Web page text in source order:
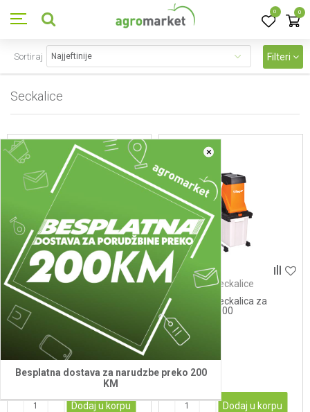
0 0
×
Besplatna dostava za narudzbe preko 200
KM
Seckalice
Sortiraj Filteri
Električne seckalice
ELEKTRICNA SECKALICA
AGM AS 2520
289,00
Dodaj u korpu
Električne seckalice
Elektricna seckalica za
grane VC 2500
409,00
Dodaj u korpu